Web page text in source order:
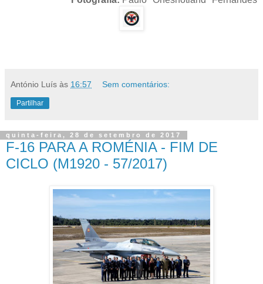
António Luís às 16:57 Sem comentários:
Partilhar
quinta-feira, 28 de setembro de 2017
F-16 PARA A ROMÉNIA - FIM DE
CICLO (M1920 - 57/2017)